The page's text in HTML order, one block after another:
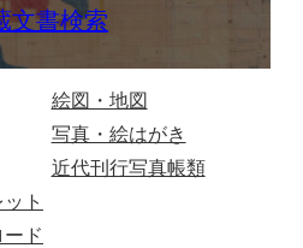
文書検索
絵図・地図
写真・絵はがき
近代刊行写真帳類
ト
ド